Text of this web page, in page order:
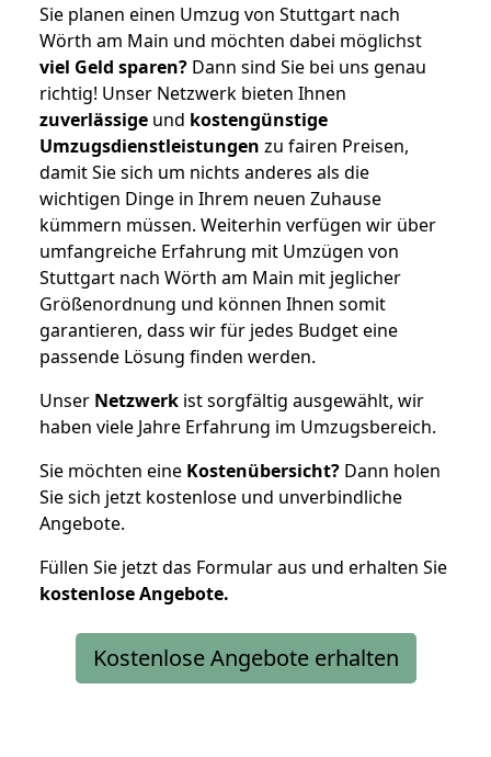
Sie planen einen Umzug von Stuttgart nach
Wörth am Main und möchten dabei möglichst
viel Geld sparen? Dann sind Sie bei uns genau
richtig! Unser Netzwerk bieten Ihnen
zuverlässige und kostengünstige
Umzugsdienstleistungen zu fairen Preisen,
damit Sie sich um nichts anderes als die
wichtigen Dinge in Ihrem neuen Zuhause
kümmern müssen. Weiterhin verfügen wir über
umfangreiche Erfahrung mit Umzügen von
Stuttgart nach Wörth am Main mit jeglicher
Größenordnung und können Ihnen somit
garantieren, dass wir für jedes Budget eine
passende Lösung finden werden.
Unser Netzwerk ist sorgfältig ausgewählt, wir
haben viele Jahre Erfahrung im Umzugsbereich.
Sie möchten eine Kostenübersicht? Dann holen
Sie sich jetzt kostenlose und unverbindliche
Angebote.
Füllen Sie jetzt das Formular aus und erhalten Sie
kostenloseAngebote.
Kostenlose Angebote erhalten